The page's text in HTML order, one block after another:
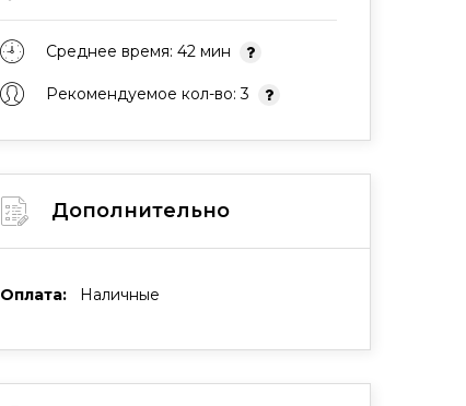
Среднее время: 42 мин
Рекомендуемое кол-во: 3
Дополнительно
Оплата: Наличные